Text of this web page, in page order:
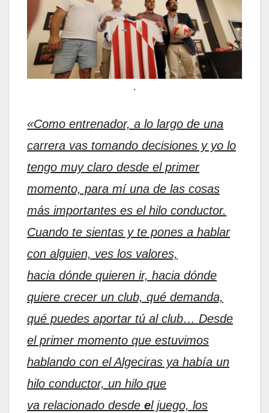
.
«Como entrenador, a lo largo de una
carrera vas tomando decisiones y yo lo
tengo muy claro desde el primer
momento, para mí una de las cosas
más importantes es el hilo conductor.
Cuando te sientas y te pones a hablar
con alguien, ves los valores,
hacia dónde quieren ir, hacia dónde
quiere crecer un club, qué demanda,
qué puedes aportar tú al club… Desde
el primer momento que estuvimos
hablando con el Algeciras ya había un
hilo conductor, un hilo que
va relacionado desde el juego, los